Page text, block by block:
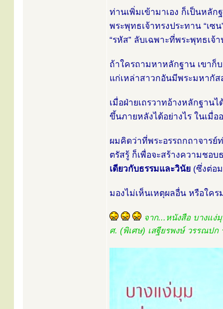
ท่านเพิ่มเข้ามาเอง ก็เป็นหลัก
พระพุทธเจ้าทรงประทาน “เซ
“รหัส” ลับเฉพาะที่พระพุทธเจ้
ถ้าใครถามหาหลักฐาน เขา
แก่เหล่าสาวกอันมีพระมหากั
เมื่อฝ่ายเถรวาทอ้างหลักฐาน
ขึ้นภายหลังได้อย่างไร ในเมื่
ผมคิดว่าที่พระอรรถกถาจาร
ตรัสรู้ ก็เพื่อจะสร้างความชอบ
เดียวกับธรรมและวินัย (ซึ่งต่อ
มองไม่เห็นเหตุผลอื่น หรือใค
จาก...หนังสือ บางแง่
ศ. (พิเศษ) เสฐียรพงษ์ วรรณป